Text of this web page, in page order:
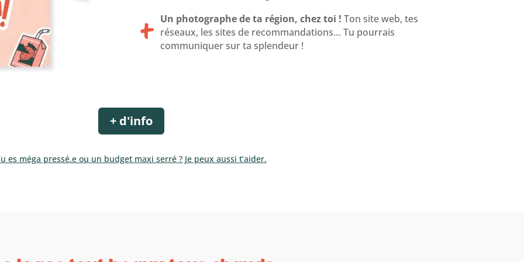
+ Un photographe de ta région, chez toi !Ton site web, tes
réseaux, les sites de recommandations… Tu pourrais
communiquer sur ta splendeur !
+ d'info
es méga pressé.e ou un budget maxi serré ? Je peux aussi t’aider.